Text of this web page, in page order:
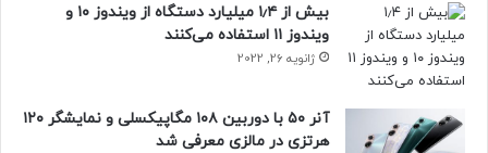
منبع : زومیت
فناوری
بیش از ۱٫۴ میلیارد دستگاه از ویندوز ۱۰ و
ویندوز ۱۱ استفاده می‌کنند
ژانویه 26, 2022
آنر ۵۰ با دوربین ۱۰۸ مگاپیکسلی و نمایشگر ۱۲۰
هرتزی در مالزی معرفی شد